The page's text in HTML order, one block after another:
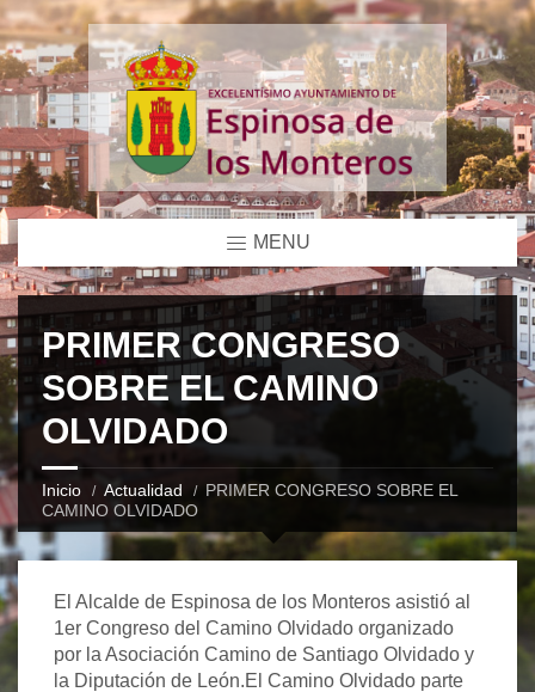
MENU
PRIMER CONGRESO
SOBRE EL CAMINO
OLVIDADO
Inicio Actualidad
PRIMER CONGRESO SOBRE EL
CAMINO OLVIDADO
El Alcalde de Espinosa de los Monteros asistió al
1er Congreso del Camino Olvidado organizado
por la Asociación Camino de Santiago Olvidado y
la Diputación de León.El Camino Olvidado parte